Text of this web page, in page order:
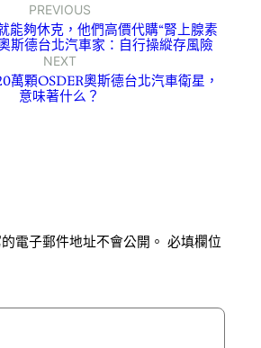
PREVIOUS
能夠休克，他們高價代購“腎上腺素
斯德台北汽車家：自行操縱存風險
NEXT
萬顆OSDER奧斯德台北汽車衛星，
意味著什么？
電子郵件地址不會公開。 必填欄位